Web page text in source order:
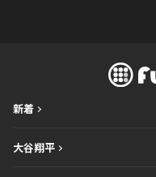
新着
大谷翔平